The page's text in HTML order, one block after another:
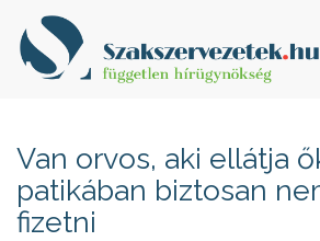
Van orvos, aki ellátja
patikában biztosan
fizetni